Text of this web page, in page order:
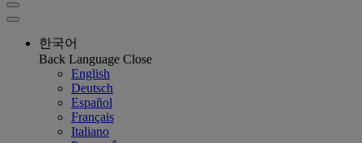
한국어
Back Language Close
English
Deutsch
Español
Français
Italiano